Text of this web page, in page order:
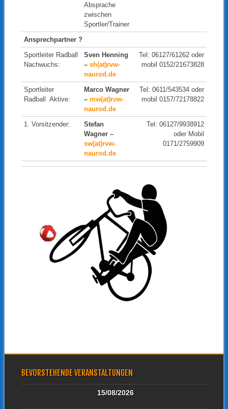
Absprache
zwischen
Sportler/Trainer
Ansprechpartner ?
Sportleiter Radball
Nachwuchs:
Sven Henning
– sh(at)rvw-
naurod.de
Tel: 06127/61262 oder
mobil 0152/21673828
Sportleiter
Radball Aktive:
Marco Wagner
– mw(at)rvw-
naurod.de
Tel: 0611/543534 oder
mobil 0157/72178822
1. Vorsitzender:
Stefan
Wagner –
sw(at)rvw-
naurod.de
Tel: 06127/9938912
oder Mobil
0171/2759909
BEVORSTEHENDE VERANSTALTUNGEN
15/08/2026